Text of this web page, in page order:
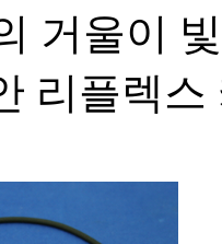
거울이
리플렉